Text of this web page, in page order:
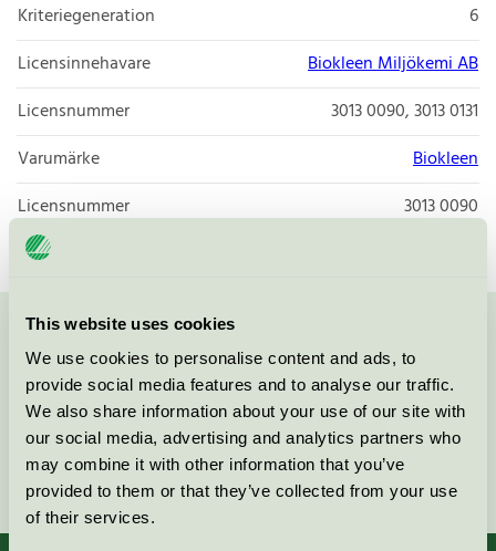
This website uses cookies
We use cookies to personalise content and ads, to
provide social media features and to analyse our traffic.
We also share information about your use of our site with
our social media, advertising and analytics partners who
may combine it with other information that you’ve
provided to them or that they’ve collected from your use
of their services.
Kriteriegeneration
6
Licensinnehavare
Biokleen Miljökemi AB
Licensnummer
3013 0090, 3013 0131
Varumärke
Biokleen
Licensnummer
3013 0090
Kontakta oss på08-55 55 24 00eller via formuläret:
Fortsätt